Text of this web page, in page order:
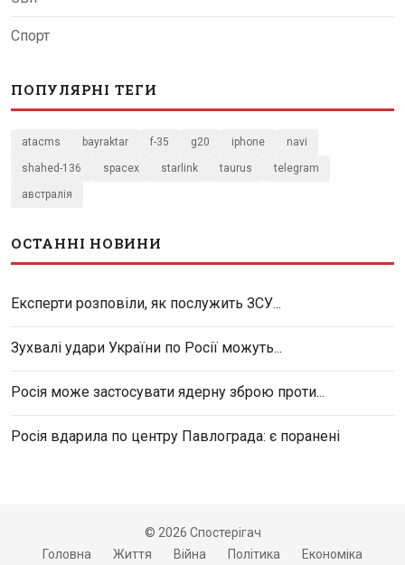
Спорт
ПОПУЛЯРНІ ТЕГИ
atacms bayraktar f-35 g20 iphone navi
shahed-136 spacex starlink taurus telegram
австралія
ОСТАННІ НОВИНИ
Експерти розповіли, як послужить ЗСУ...
Зухвалі удари України по Росії можуть...
Росія може застосувати ядерну зброю проти...
Росія вдарила по центру Павлограда: є поранені
© 2026 Спостерігач
Головна
Життя Війна Політика Економіка